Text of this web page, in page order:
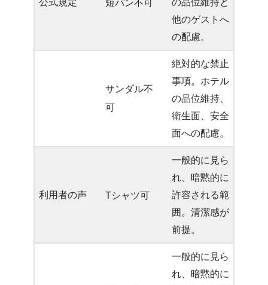
公式規定 短パン不可
の品位維持と
他のゲストへ
の配慮。
サンダル不
可
絶対的な禁止
事項。ホテル
の品位維持、
衛生面、安全
面への配慮。
利用者の声 Tシャツ可
一般的に見ら
れ、暗黙的に
許容される範
囲。清潔感が
前提。
一般的に見ら
れ、暗黙的に